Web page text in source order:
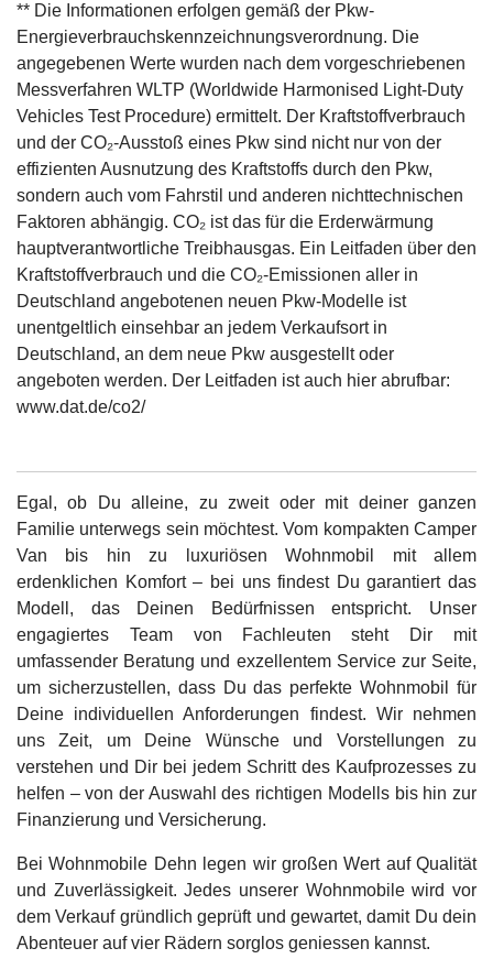
** Die Informationen erfolgen gemäß der Pkw-
Energieverbrauchskennzeichnungsverordnung. Die
angegebenen Werte wurden nach dem vorgeschriebenen
Messverfahren WLTP (Worldwide Harmonised Light-Duty
Vehicles Test Procedure) ermittelt. Der Kraftstoffverbrauch
und der CO₂-Ausstoß eines Pkw sind nicht nur von der
effizienten Ausnutzung des Kraftstoffs durch den Pkw,
sondern auch vom Fahrstil und anderen nichttechnischen
Faktoren abhängig. CO₂ ist das für die Erderwärmung
hauptverantwortliche Treibhausgas. Ein Leitfaden über den
Kraftstoffverbrauch und die CO₂-Emissionen aller in
Deutschland angebotenen neuen Pkw-Modelle ist
unentgeltlich einsehbar an jedem Verkaufsort in
Deutschland, an dem neue Pkw ausgestellt oder
angeboten werden. Der Leitfaden ist auch hier abrufbar:
www.dat.de/co2/
Egal, ob Du alleine, zu zweit oder mit deiner ganzen
Familie unterwegs sein möchtest. Vom kompakten Camper
Van bis hin zu luxuriösen Wohnmobil mit allem
erdenklichen Komfort – bei uns findest Du garantiert das
Modell, das Deinen Bedürfnissen entspricht. Unser
engagiertes Team von Fachleuten steht Dir mit
umfassender Beratung und exzellentem Service zur Seite,
um sicherzustellen, dass Du das perfekte Wohnmobil für
Deine individuellen Anforderungen findest. Wir nehmen
uns Zeit, um Deine Wünsche und Vorstellungen zu
verstehen und Dir bei jedem Schritt des Kaufprozesses zu
helfen – von der Auswahl des richtigen Modells bis hin zur
Finanzierung und Versicherung.
Bei Wohnmobile Dehn legen wir großen Wert auf Qualität
und Zuverlässigkeit. Jedes unserer Wohnmobile wird vor
dem Verkauf gründlich geprüft und gewartet, damit Du dein
Abenteuer auf vier Rädern sorglos geniessen kannst.